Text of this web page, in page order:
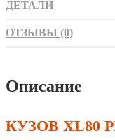
ДЕТАЛИ
ОТЗЫВЫ (0)
Описание
КУЗОВ XL80